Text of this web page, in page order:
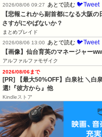
2026/08/06 09:27
あとで読む 🐦Tweet
【悲報これから副首都になる大阪
さすがにやばないか？
まとめブレイド
2026/08/06 13:00
あとで読む 🐦Tweet
【画像】仙台育英のマネージャー
アルファルファモザイク
2026/08/06まで
[PR] 【最大50%OFF】白泉社 ＼白
選!『彼方から』他
Kindleストア